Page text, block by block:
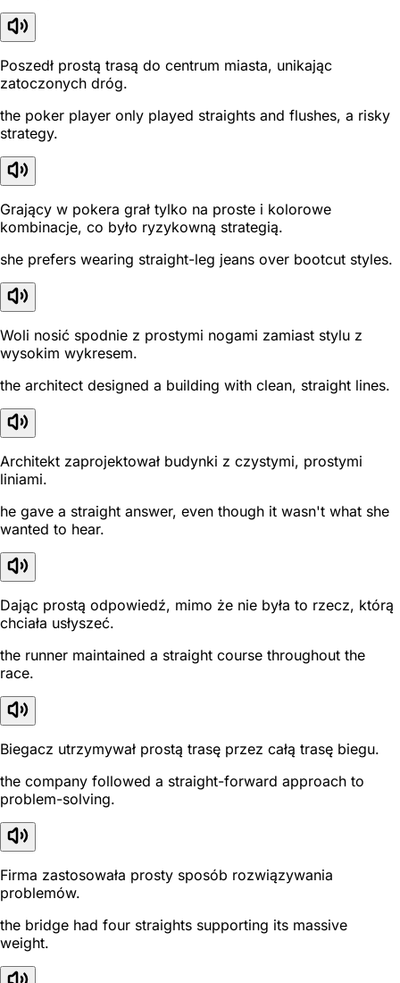
Poszedł prostą trasą do centrum miasta, unikając
zatoczonych dróg.
the poker player only played straights and flushes, a risky
strategy.
Grający w pokera grał tylko na proste i kolorowe
kombinacje, co było ryzykowną strategią.
she prefers wearing straight-leg jeans over bootcut styles.
Woli nosić spodnie z prostymi nogami zamiast stylu z
wysokim wykresem.
the architect designed a building with clean, straight lines.
Architekt zaprojektował budynki z czystymi, prostymi
liniami.
he gave a straight answer, even though it wasn't what she
wanted to hear.
Dając prostą odpowiedź, mimo że nie była to rzecz, którą
chciała usłyszeć.
the runner maintained a straight course throughout the
race.
Biegacz utrzymywał prostą trasę przez całą trasę biegu.
the company followed a straight-forward approach to
problem-solving.
Firma zastosowała prosty sposób rozwiązywania
problemów.
the bridge had four straights supporting its massive
weight.